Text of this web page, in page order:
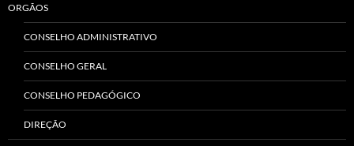
ORGÃOS
CONSELHO ADMINISTRATIVO
CONSELHO GERAL
CONSELHO PEDAGÓGICO
DIREÇÃO